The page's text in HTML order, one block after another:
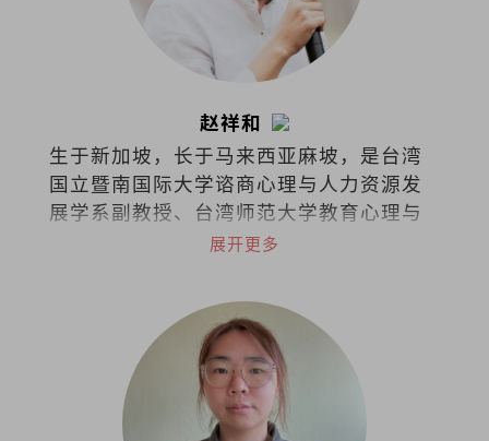
赵祥和
生于新加坡，长于马来西亚麻坡，是台湾
国立暨南国际大学谘商心理与人力资源发
展学系副教授、台湾师范大学教育心理与
辅导学系博士，也是一名谘商心理师。
展开更多